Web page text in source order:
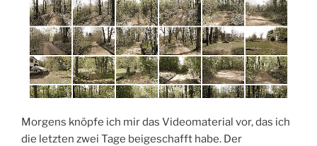
Morgens knöpfe ich mir das Videomaterial vor, das ich
die letzten zwei Tage beigeschafft habe. Der